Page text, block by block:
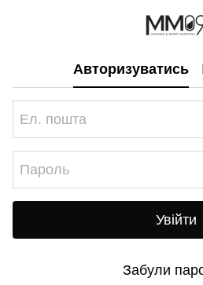
Авторизуватись
Увійти
Забули